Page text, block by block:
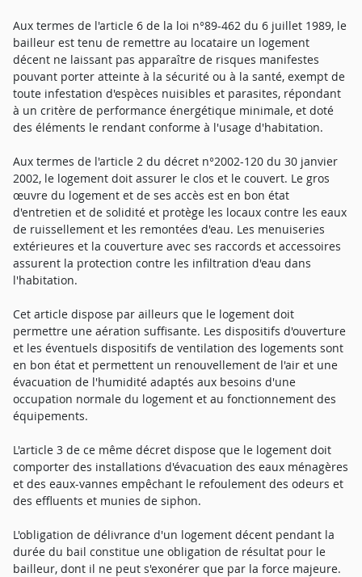
Aux termes de l'article 6 de la loi n°89-462 du 6 juillet 1989, le
bailleur est tenu de remettre au locataire un logement
décent ne laissant pas apparaître de risques manifestes
pouvant porter atteinte à la sécurité ou à la santé, exempt de
toute infestation d'espèces nuisibles et parasites, répondant
à un critère de performance énergétique minimale, et doté
des éléments le rendant conforme à l'usage d'habitation.
Aux termes de l'article 2 du décret n°2002-120 du 30 janvier
2002, le logement doit assurer le clos et le couvert. Le gros
œuvre du logement et de ses accès est en bon état
d'entretien et de solidité et protège les locaux contre les eaux
de ruissellement et les remontées d'eau. Les menuiseries
extérieures et la couverture avec ses raccords et accessoires
assurent la protection contre les infiltration d'eau dans
l'habitation.
Cet article dispose par ailleurs que le logement doit
permettre une aération suffisante. Les dispositifs d'ouverture
et les éventuels dispositifs de ventilation des logements sont
en bon état et permettent un renouvellement de l'air et une
évacuation de l'humidité adaptés aux besoins d'une
occupation normale du logement et au fonctionnement des
équipements.
L'article 3 de ce même décret dispose que le logement doit
comporter des installations d'évacuation des eaux ménagères
et des eaux-vannes empêchant le refoulement des odeurs et
des effluents et munies de siphon.
L'obligation de délivrance d'un logement décent pendant la
durée du bail constitue une obligation de résultat pour le
bailleur, dont il ne peut s'exonérer que par la force majeure.